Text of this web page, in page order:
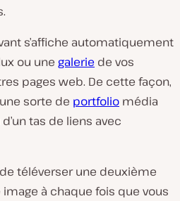
s’affiche automatiquement
ou une galerie de vos
pages web. De cette façon,
sorte de portfolio média
tas de liens avec
téléverser une deuxième
à chaque fois que vous